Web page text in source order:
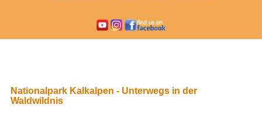
Nationalpark Kalkalpen - Unterwegs in der
Waldwildnis